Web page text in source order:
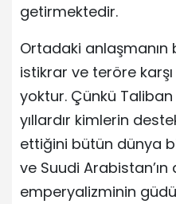
getirmektedir.
Ortadaki
istikrar ve teröre
yoktur. Çünkü
yıllardır kimlerin
ettiğini bütün dünya
ve Suudi
emperyalizminin